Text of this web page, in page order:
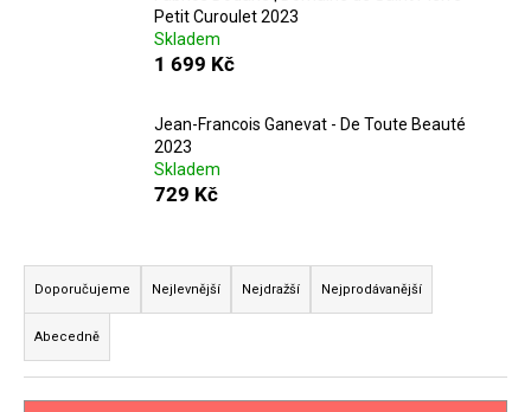
Petit Curoulet 2023
Skladem
1 699 Kč
Jean-Francois Ganevat - De Toute Beauté
2023
Skladem
729 Kč
Ř
a
z
e
n
Doporučujeme Nejlevnější Nejdražší Nejprodávanější
Abecedně